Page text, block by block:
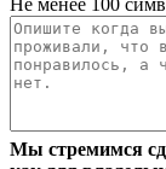
Мы стремимся